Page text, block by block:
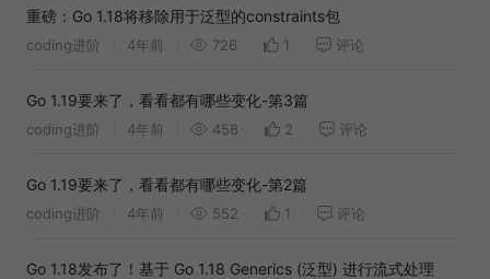
重磅：Go 1.18将移除用于泛型的constraints包
coding进阶 4年前 726 1 评论
Go 1.19要来了，看看都有哪些变化-第3篇
coding进阶 4年前 458 2 评论
Go 1.19要来了，看看都有哪些变化-第2篇
coding进阶 4年前 552 1 评论
Go 1.18发布了！基于 Go 1.18 Generics (泛型) 进行流式处理